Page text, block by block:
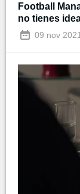
Football
no tienes
09 nov 2021